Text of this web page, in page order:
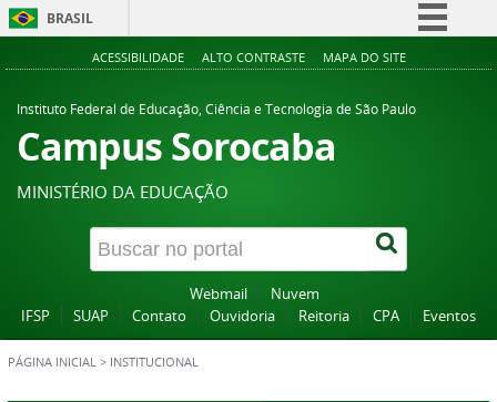
BRASIL
Simplifique!
Acesso à informação
Canais
ACESSIBILIDADE ALTO CONTRASTE MAPA DO SITE
Instituto Federal de Educação, Ciência e Tecnologia de São Paulo
Campus Sorocaba
MINISTÉRIO DA EDUCAÇÃO
Webmail
Nuvem
IFSP
SUAP Contato Ouvidoria Reitoria CPA Eventos
PÁGINA INICIAL > INSTITUCIONAL